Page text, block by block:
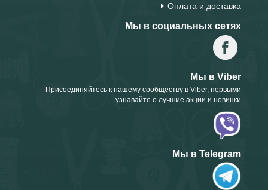
Оплата и доставка
Мы в социальных сетях
Мы в Viber
Присоединяйтесь к нашему сообществу в Viber, первыми
узнавайте о лучшие акции и новинки
Мы в Telegram